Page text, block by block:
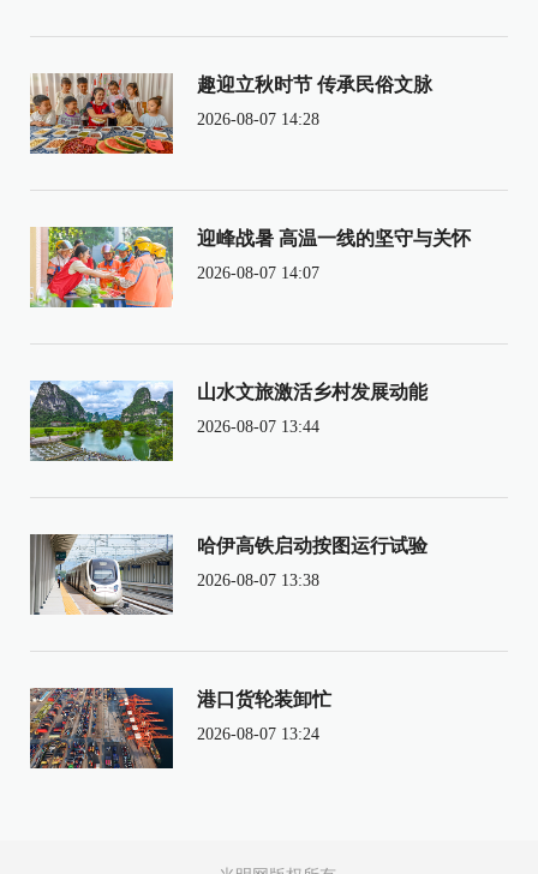
趣迎立秋时节 传承民俗文脉
2026-08-07 14:28
迎峰战暑 高温一线的坚守与关怀
2026-08-07 14:07
山水文旅激活乡村发展动能
2026-08-07 13:44
哈伊高铁启动按图运行试验
2026-08-07 13:38
港口货轮装卸忙
2026-08-07 13:24